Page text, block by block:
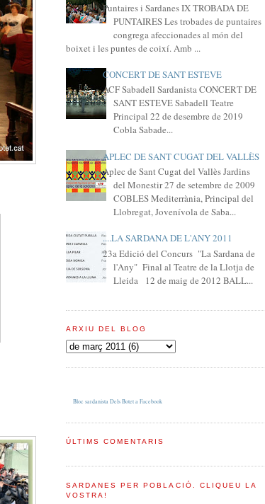
Puntaires i Sardanes IX TROBADA DE
PUNTAIRES Les trobades de puntaires
congrega afeccionades al món del
boixet i les puntes de coixí. Amb ...
CONCERT DE SANT ESTEVE
ACF Sabadell Sardanista CONCERT DE
SANT ESTEVE Sabadell Teatre
Principal 22 de desembre de 2019
Cobla Sabade...
APLEC DE SANT CUGAT DEL VALLÈS
Aplec de Sant Cugat del Vallès Jardins
del Monestir 27 de setembre de 2009
COBLES Mediterrània, Principal del
Llobregat, Jovenívola de Saba...
....LA SARDANA DE L'ANY 2011
23a Edició del Concurs "La Sardana de
l'Any" Final al Teatre de la Llotja de
Lleida 12 de maig de 2012 BALL...
ARXIU DEL BLOG
Bloc sardanista Dels Botet a Facebook
ÚLTIMS COMENTARIS
SARDANES PER POBLACIÓ. CLIQUEU LA
VOSTRA!